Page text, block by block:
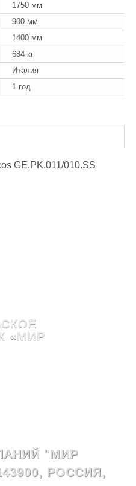
1750 мм
900 мм
1400 мм
684 кг
Италия
1 год
GE.PK.011/010.SS
«МИР
"МИР
РОССИЯ,